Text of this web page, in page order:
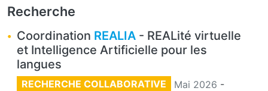
Recherche
Coordination REALIA - REALité virtuelle
et Intelligence Artificielle pour les
langues
RECHERCHE COLLABORATIVE Mai 2026 -